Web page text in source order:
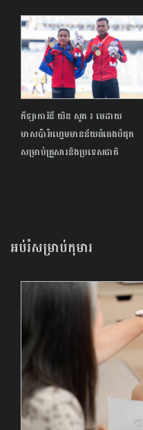
កីឡាការិនី យិន សូត ៖ មេដាយ
មាសប៉ារ៉ាហ្គេមមានន័យធំធេងបំផុត
សម្រាប់គ្រួសារនិងប្រទេសជាតិ
អប់រំសម្រាប់កុមារ